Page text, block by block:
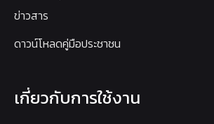
ข่าวสาร
ดาวน์โหลดคู่มือประชาชน
เกี่ยวกับการใช้งาน